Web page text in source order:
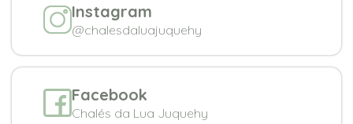
Instagram
@chalesdaluajuquehy
Facebook
Chalés da Lua Juquehy